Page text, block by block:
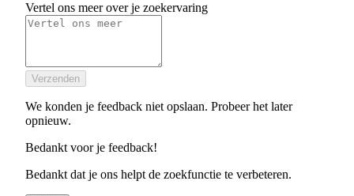
Vertel ons meer over je zoekervaring
Verzenden
We konden je feedback niet opslaan. Probeer het later
opnieuw.
Bedankt voor je feedback!
Bedankt dat je ons helpt de zoekfunctie te verbeteren.